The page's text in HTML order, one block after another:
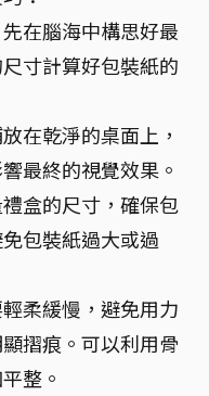
在腦海中構思好最
寸計算好包裝紙的
在乾淨的桌面上，
最終的視覺效果。
盒的尺寸，確保包
包裝紙過大或過
柔緩慢，避免用力
摺痕。可以利用骨
整。